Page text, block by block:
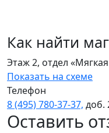
Как найти
Этаж 2, отдел
Показать на схеме
Телефон
8 (495) 780‑37‑37, доб.
Оставить